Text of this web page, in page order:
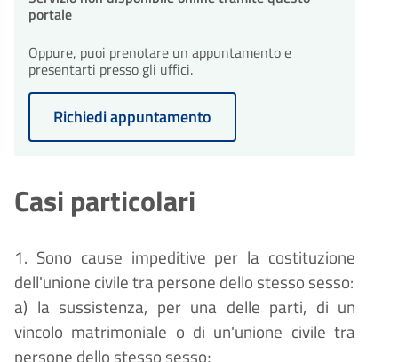
portale
Oppure, puoi prenotare un appuntamento e
presentarti presso gli uffici.
Richiedi appuntamento
Casi particolari
1. Sono cause impeditive per la costituzione
dell'unione civile tra persone dello stesso sesso:
a) la sussistenza, per una delle parti, di un
vincolo matrimoniale o di un'unione civile tra
persone dello stesso sesso;